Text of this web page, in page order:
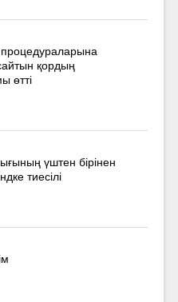
қордың
өтті
үштен бірінен
тиесілі